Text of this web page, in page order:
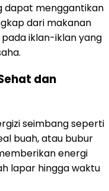
dapat menggantikan
dari makanan
iklan-iklan yang
dan
seimbang seperti
buah, atau bubur
energi
lapar hingga waktu